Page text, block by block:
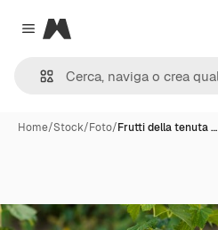
Close menu
Magnific
Home/Stock/Foto/Frutti della tenuta …